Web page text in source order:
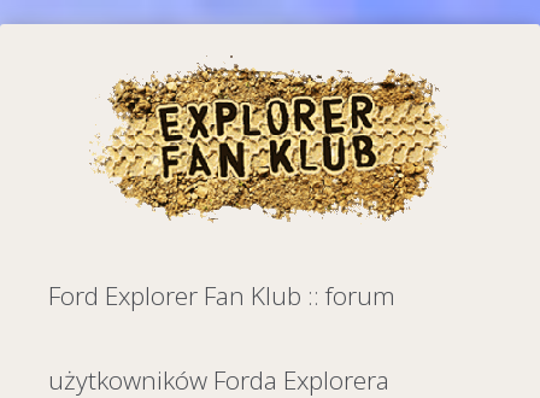
Ford Explorer Fan Klub :: forum
użytkowników Forda Explorera